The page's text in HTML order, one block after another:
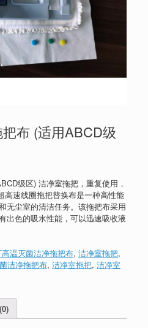
布 (适用ABCD级
级区) 洁净室拖把，重复使用，
高速线圈拖把替换布是一种高性能
无尘室的清洁任务。该拖把布采用
出色的吸水性能，可以迅速吸收液
温灭菌洁净拖把布, 洁净室拖把,
洁净拖把布, 洁净室拖把, 洁净室